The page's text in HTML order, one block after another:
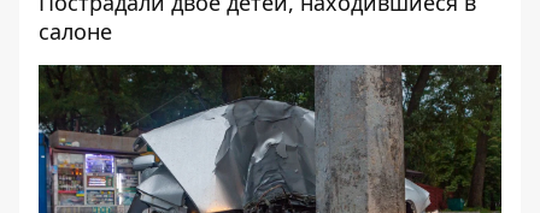
салоне